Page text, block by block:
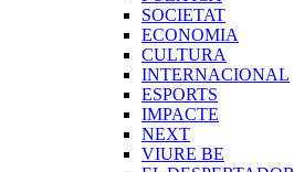
SOCIETAT
ECONOMIA
CULTURA
INTERNACIONAL
ESPORTS
IMPACTE
NEXT
VIURE BE